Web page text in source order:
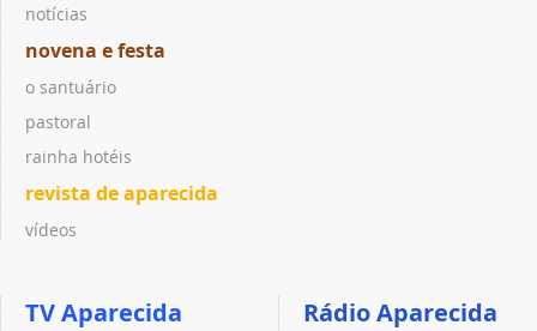
notícias
novena e festa
o santuário
pastoral
rainha hotéis
revista de aparecida
vídeos
TV Aparecida Rádio Aparecida